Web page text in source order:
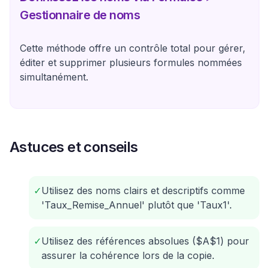
Gestionnaire de noms
Cette méthode offre un contrôle total pour gérer,
éditer et supprimer plusieurs formules nommées
simultanément.
Astuces et conseils
✓Utilisez des noms clairs et descriptifs comme
'Taux_Remise_Annuel' plutôt que 'Taux1'.
✓Utilisez des références absolues ($A$1) pour
assurer la cohérence lors de la copie.